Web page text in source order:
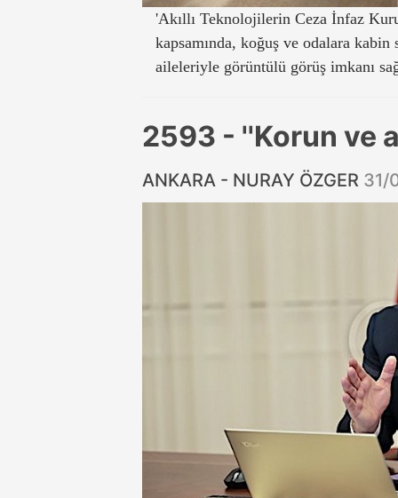
'Akıllı Teknolojilerin Ceza İnfaz
kapsamında, koğuş ve odalara
aileleriyle görüntülü görüş imkanı
2593 - ''Korun ve
ANKARA - NURAY ÖZGER 31/